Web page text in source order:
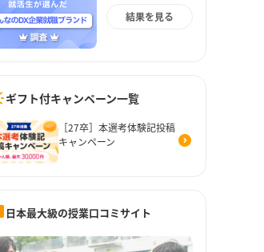
結果を見る
ギフト付キャンペーン一覧
［27卒］本選考体験記投稿
キャンペーン
日本最大級の授業口コミサイト